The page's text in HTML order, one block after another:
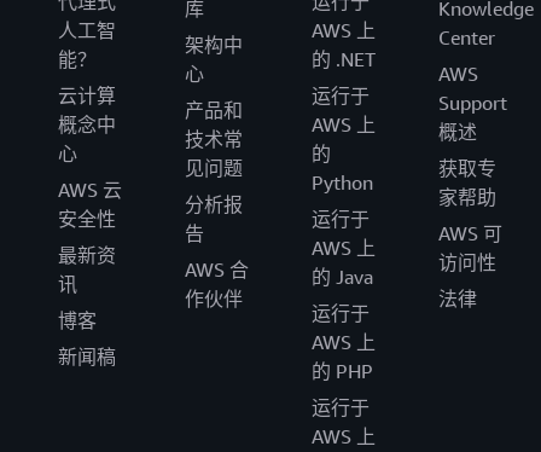
人工智
能？
云计算
概念中
心
AWS 云
安全性
最新资
讯
博客
新闻稿
库
架构中
心
产品和
技术常
见问题
分析报
告
AWS 合
作伙伴
AWS 上
的 .NET
运行于
AWS 上
的
Python
运行于
AWS 上
的 Java
运行于
AWS 上
的 PHP
运行于
AWS 上
Knowledge
Center
AWS
Support
概述
获取专
家帮助
AWS 可
访问性
法律